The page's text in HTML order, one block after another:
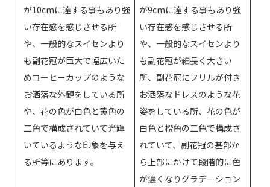
が10cmに達する事もあり強
い存在感を感じさせる所
や、一般的なスイセンより
も副花冠が巨大で幅広いた
めコーヒーカップのような
お洒落な外観をしている所
や、花の色が白色と黄色の
二色で構成されていて光輝
いているような印象を与え
る所等にあります。
が9cmに達する事もあり強
い存在感を感じさせる所
や、一般的なスイセンより
も副花冠が細長く大きい
所、副花冠にフリルが付き
お洒落なドレスのような花
姿をしている所、花の色が
白色と橙色の二色で構成さ
れていて、副花冠の基部か
ら上部にかけて段階的に色
が濃くなりグラデーション